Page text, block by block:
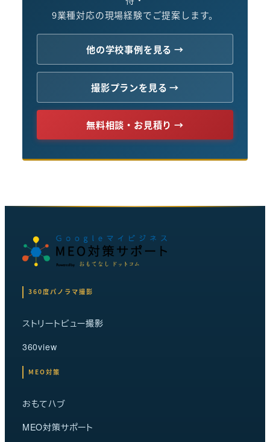
9業種対応の現場経験でご提案します。
他の学校事例を見る →
撮影プランを見る →
無料相談・お見積り →
360度パノラマ撮影
ストリートビュー撮影
360view
MEO対策
おもてハブ
MEO対策サポート